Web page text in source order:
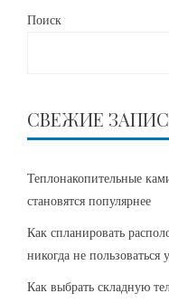
Поиск
СВЕЖИЕ
Теплонакопительные
становятся популярнее
Как спланировать
никогда не пользоваться
Как выбрать складную